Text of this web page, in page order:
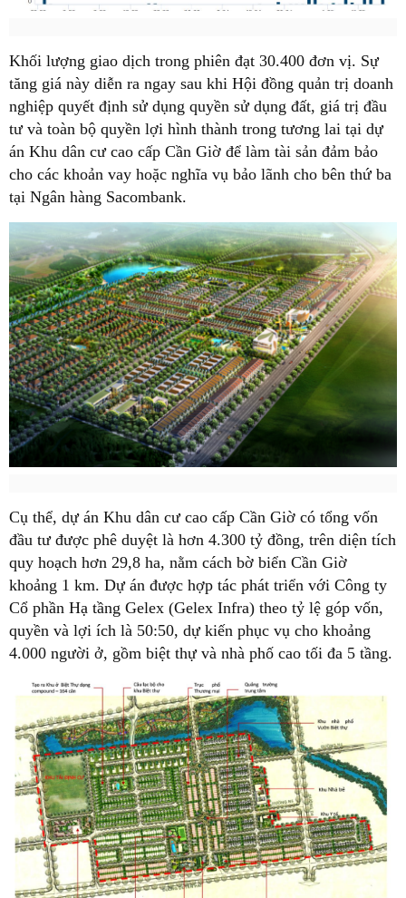
Khối lượng giao dịch trong phiên đạt 30.400 đơn vị. Sự
tăng giá này diễn ra ngay sau khi Hội đồng quản trị doanh
nghiệp quyết định sử dụng quyền sử dụng đất, giá trị đầu
tư và toàn bộ quyền lợi hình thành trong tương lai tại dự
án Khu dân cư cao cấp Cần Giờ để làm tài sản đảm bảo
cho các khoản vay hoặc nghĩa vụ bảo lãnh cho bên thứ ba
tại Ngân hàng Sacombank.
Cụ thể, dự án Khu dân cư cao cấp Cần Giờ có tổng vốn
đầu tư được phê duyệt là hơn 4.300 tỷ đồng, trên diện tích
quy hoạch hơn 29,8 ha, nằm cách bờ biển Cần Giờ
khoảng 1 km. Dự án được hợp tác phát triển với Công ty
Cổ phần Hạ tầng Gelex (Gelex Infra) theo tỷ lệ góp vốn,
quyền và lợi ích là 50:50, dự kiến phục vụ cho khoảng
4.000 người ở, gồm biệt thự và nhà phố cao tối đa 5 tầng.